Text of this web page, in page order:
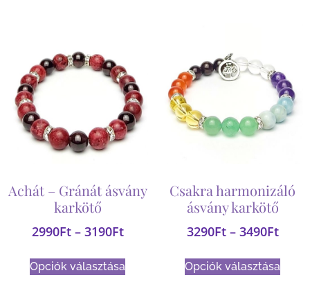
Achát – Gránát ásvány
karkötő
2990Ft – 3190Ft
Opciók választása
Csakra harmonizáló
ásvány karkötő
3290Ft – 3490Ft
Opciók választása